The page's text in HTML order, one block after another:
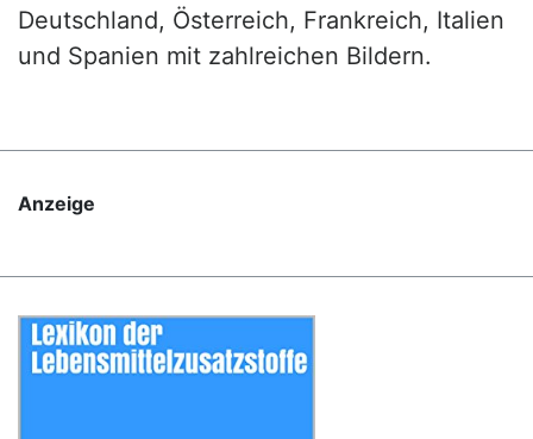
Deutschland, Österreich, Frankreich, Italien
und Spanien mit zahlreichen Bildern.
Anzeige